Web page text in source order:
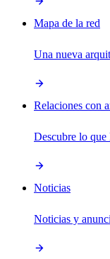
Mapa de la red
Una nueva
Relaciones con
Descubre lo que
Noticias
Noticias y